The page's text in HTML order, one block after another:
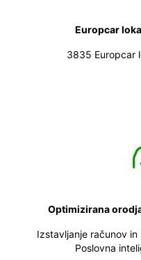
Europcar
3835 Europcar
Optimizirana
Izstavljanje računov
Poslovna